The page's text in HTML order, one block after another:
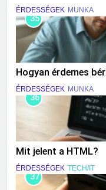
ÉRDESSÉGEK MUNKA
35
Hogyan érdemes
ÉRDESSÉGEK MUNKA
36
Mit jelent a HTML?
ÉRDESSÉGEK TECH/IT
37